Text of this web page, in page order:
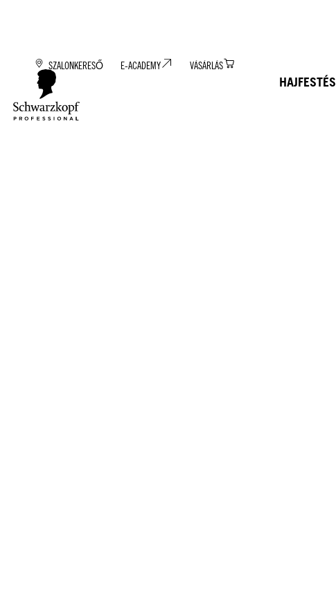
HAJFESTÉS
SZALONKERESŐ E-ACADEMY VÁSÁRLÁS